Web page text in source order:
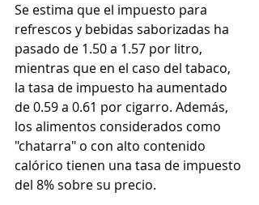
Se estima que el impuesto para
refrescos y bebidas saborizadas ha
pasado de 1.50 a 1.57 por litro,
mientras que en el caso del tabaco,
la tasa de impuesto ha aumentado
de 0.59 a 0.61 por cigarro. Además,
los alimentos considerados como
"chatarra" o con alto contenido
calórico tienen una tasa de impuesto
del 8% sobre su precio.